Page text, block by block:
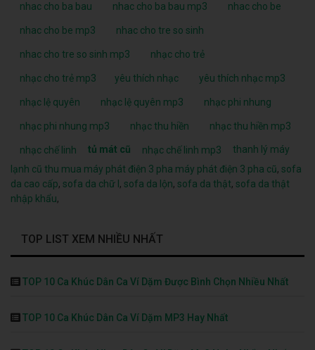
nhac cho ba bau nhac cho ba bau mp3 nhac cho be
nhac cho be mp3 nhac cho tre so sinh
nhac cho tre so sinh mp3 nhạc cho trẻ
nhạc cho trẻ mp3 yêu thích nhạc yêu thích nhạc mp3
nhạc lệ quyên nhạc lệ quyên mp3 nhạc phi nhung
nhạc phi nhung mp3 nhạc thu hiền nhạc thu hiền mp3
nhạc chế linh tủ mát cũ nhạc chế linh mp3
thanh lý máy
lạnh cũ thu mua máy phát điện 3 pha máy phát điện 3 pha cũ, sofa
da cao cấp, sofa da chữ l , sofa da lộn, sofa da thật, sofa da thật
nhập khẩu,
TOP LIST XEM NHIỀU NHẤT
TOP 10 Ca Khúc Dân Ca Ví Dặm Được Bình Chọn Nhiều Nhất
TOP 10 Ca Khúc Dân Ca Ví Dặm MP3 Hay Nhất